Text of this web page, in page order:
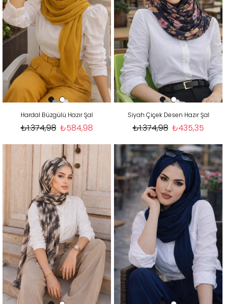
Hardal Büzgülü Hazır Şal
₺584,98
₺1.374,98
Siyah Çiçek Desen Hazır Şal
₺435,35
₺1.374,98